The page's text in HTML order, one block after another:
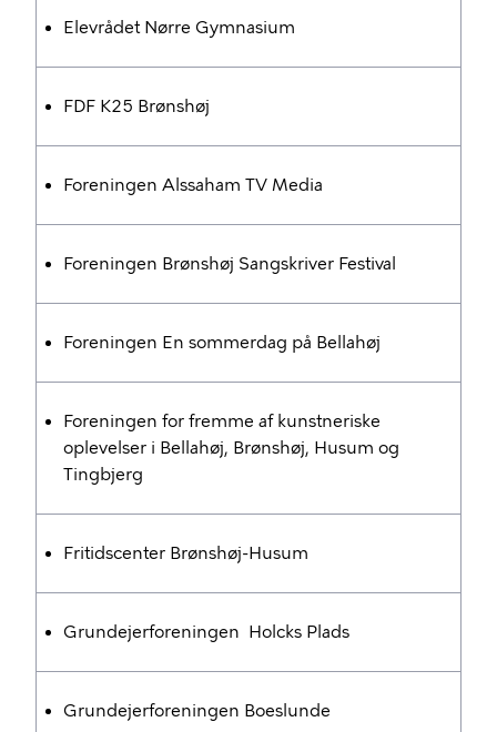
Elevrådet Nørre Gymnasium
FDF K25 Brønshøj
Foreningen Alssaham TV Media
Foreningen Brønshøj Sangskriver Festival
Foreningen En sommerdag på Bellahøj
Foreningen for fremme af kunstneriske
oplevelser i Bellahøj, Brønshøj, Husum og
Tingbjerg
Fritidscenter Brønshøj-Husum
Grundejerforeningen Holcks Plads
Grundejerforeningen Boeslunde